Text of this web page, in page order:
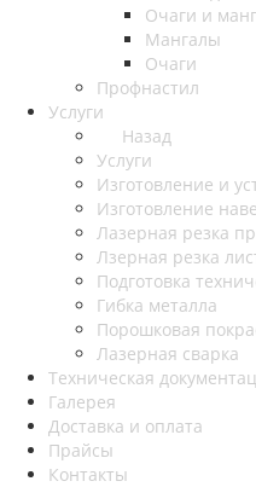
Очаги и
Мангалы
Очаги
Профнастил
Услуги
Назад
Услуги
Изготовление и
Изготовление
Лазерная резка
Лзерная резка
Подготовка
Гибка металла
Порошковая
Лазерная сварка
Техническая
Галерея
Доставка и оплата
Прайсы
Контакты